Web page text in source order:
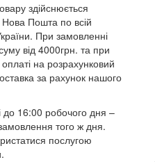
здійснюється
Пошта по всій
При замовленні
від 4000грн. та при
на розрахунковий
за рахунок нашого
до 16:00 робочого дня –
того ж дня.
послугою